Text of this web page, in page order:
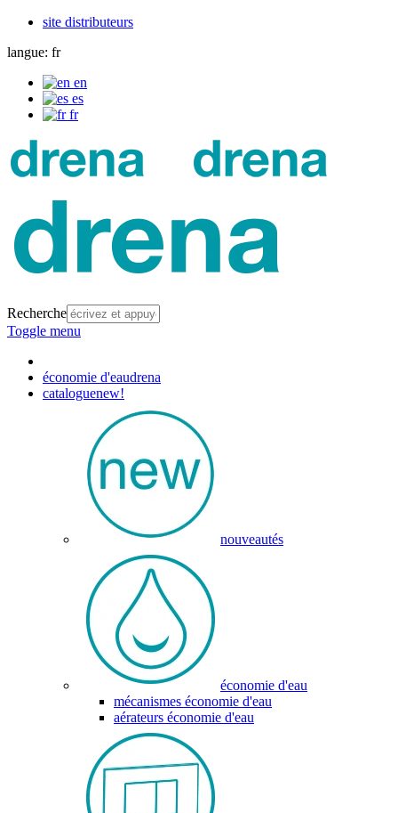
site distributeurs
langue: fr
en
es
fr
Recherche
Toggle menu
économie d'eaudrena
cataloguenew!
nouveautés
économie d'eau
mécanismes économie d'eau
aérateurs économie d'eau